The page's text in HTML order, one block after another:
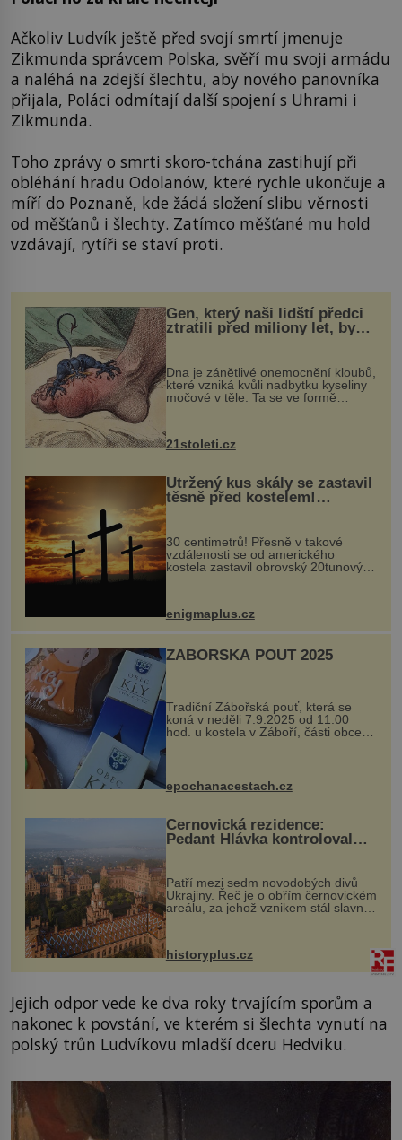
Ačkoliv Ludvík ještě před svojí smrtí jmenuje
Zikmunda správcem Polska, svěří mu svoji armádu
a naléhá na zdejší šlechtu, aby nového panovníka
přijala, Poláci odmítají další spojení s Uhrami i
Zikmunda.
Toho zprávy o smrti skoro-tchána zastihují při
obléhání hradu Odolanów, které rychle ukončuje a
míří do Poznaně, kde žádá složení slibu věrnosti
od měšťanů i šlechty. Zatímco měšťané mu hold
vzdávají, rytíři se staví proti.
Gen, který naši lidští předci
ztratili před miliony let, by
mohl pomoci s léčbou
„nemoci králů“
Dna je zánětlivé onemocnění kloubů,
které vzniká kvůli nadbytku kyseliny
močové v těle. Ta se ve formě
nohou, a způsobuje bole...
21stoleti.cz
Utržený kus skály se zastavil
těsně před kostelem!
Ochránila ho boží síla?
30 centimetrů! Přesně v takové
vzdálenosti se od amerického
kostela zastavil obrovský 20tunový
...
enigmaplus.cz
ZÁBOŘSKÁ POUŤ 2025
Tradiční Zábořská pouť, která se
koná v neděli 7.9.2025 od 11:00
hod. u kostela v Záboří, části obce
Kly u Mělníka. V programu naleznete
komentovanou prohlídku kostela,
epochanacestach.cz
Černovická rezidence:
Pedant Hlávka kontroloval
Patří mezi sedm novodobých divů
Ukrajiny. Řeč je o obřím černovickém
areálu, za jehož vznikem stál slavný
český architekt Josef Hlávka. Ten si
na něm dal mimořádně záležet. Jeho
stavební plány by při ...
historyplus.cz
Jejich odpor vede ke dva roky trvajícím sporům a
nakonec k povstání, ve kterém si šlechta vynutí na
polský trůn Ludvíkovu mladší dceru Hedviku.